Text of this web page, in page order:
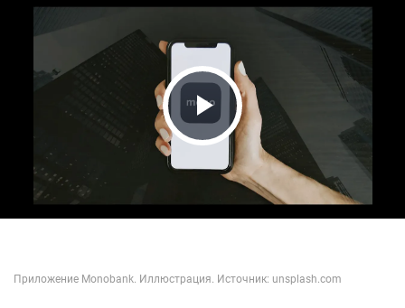
Play Video